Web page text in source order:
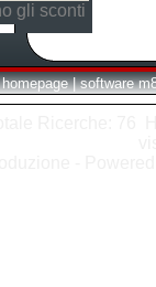
gli sconti
homepage | software